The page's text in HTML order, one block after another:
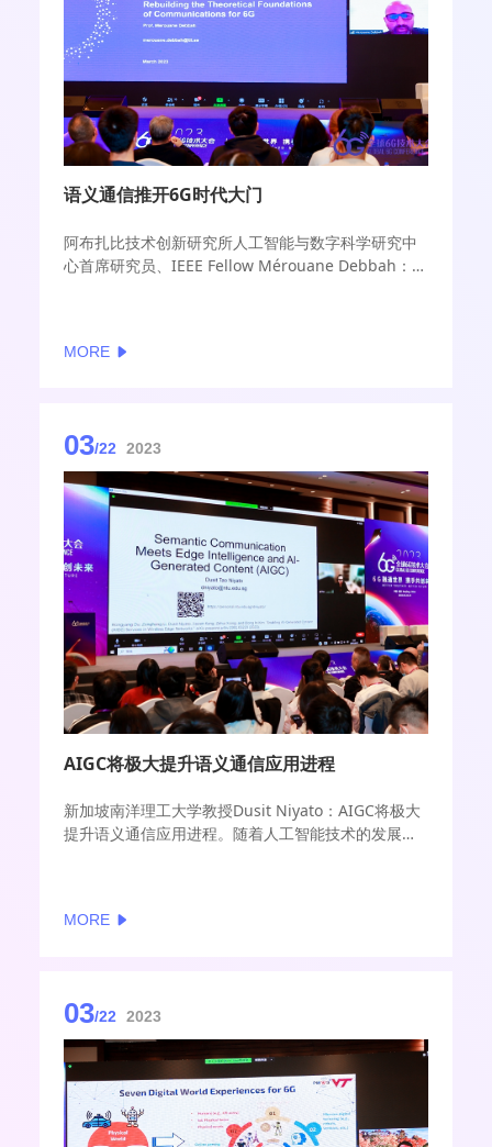
语义通信推开6G时代大门
阿布扎比技术创新研究所人工智能与数字科学研究中
心首席研究员、IEEE Fellow Mérouane Debbah：语
要多种方式的集成操作，才能在无线系统时代搭建新
MORE
03/22 2023
AIGC将极大提升语义通信应用进程
新加坡南洋理工大学教授Dusit Niyato：AIGC将极大
提升语义通信应用进程。随着人工智能技术的发展，
把信息含义的理解环节部分或全部地前置到发送端，
MORE
03/22 2023